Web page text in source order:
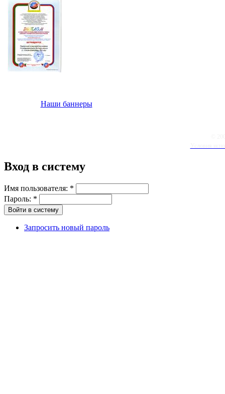
Наши баннеры
Вход в систему
Имя пользователя: *
Пароль: *
Запросить новый пароль